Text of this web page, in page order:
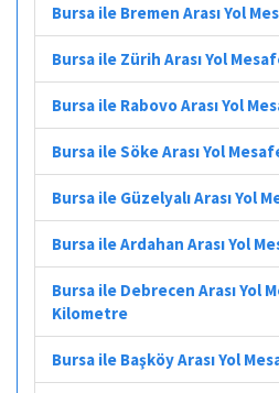
Bursa ile Bremen Arası Yol
Bursa ile Zürih Arası Yol
Bursa ile Rabovo Arası Yol
Bursa ile Söke Arası Yol
Bursa ile Güzelyalı Arası Yol
Bursa ile Ardahan Arası Yol
Bursa ile Debrecen Arası Yol
Kilometre
Bursa ile Başköy Arası Yol